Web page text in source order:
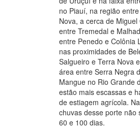
no Piauí, na região
Nova, a cerca de
entre Tremedal e
entre Penedo e Colônia
nas proximidades de
Salgueiro e Terra Nova
área entre Serra Negra
Mangue no Rio Grande
estão mais escassas e
de estiagem agrícola.
chuvas desse porte não
60 e 100 dias.